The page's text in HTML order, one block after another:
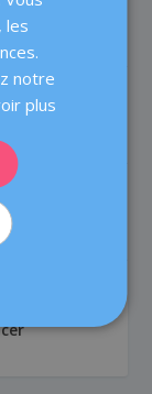
t-elle
?
utiles si
DEUTSCH
ITALIANO
les
notre
plus